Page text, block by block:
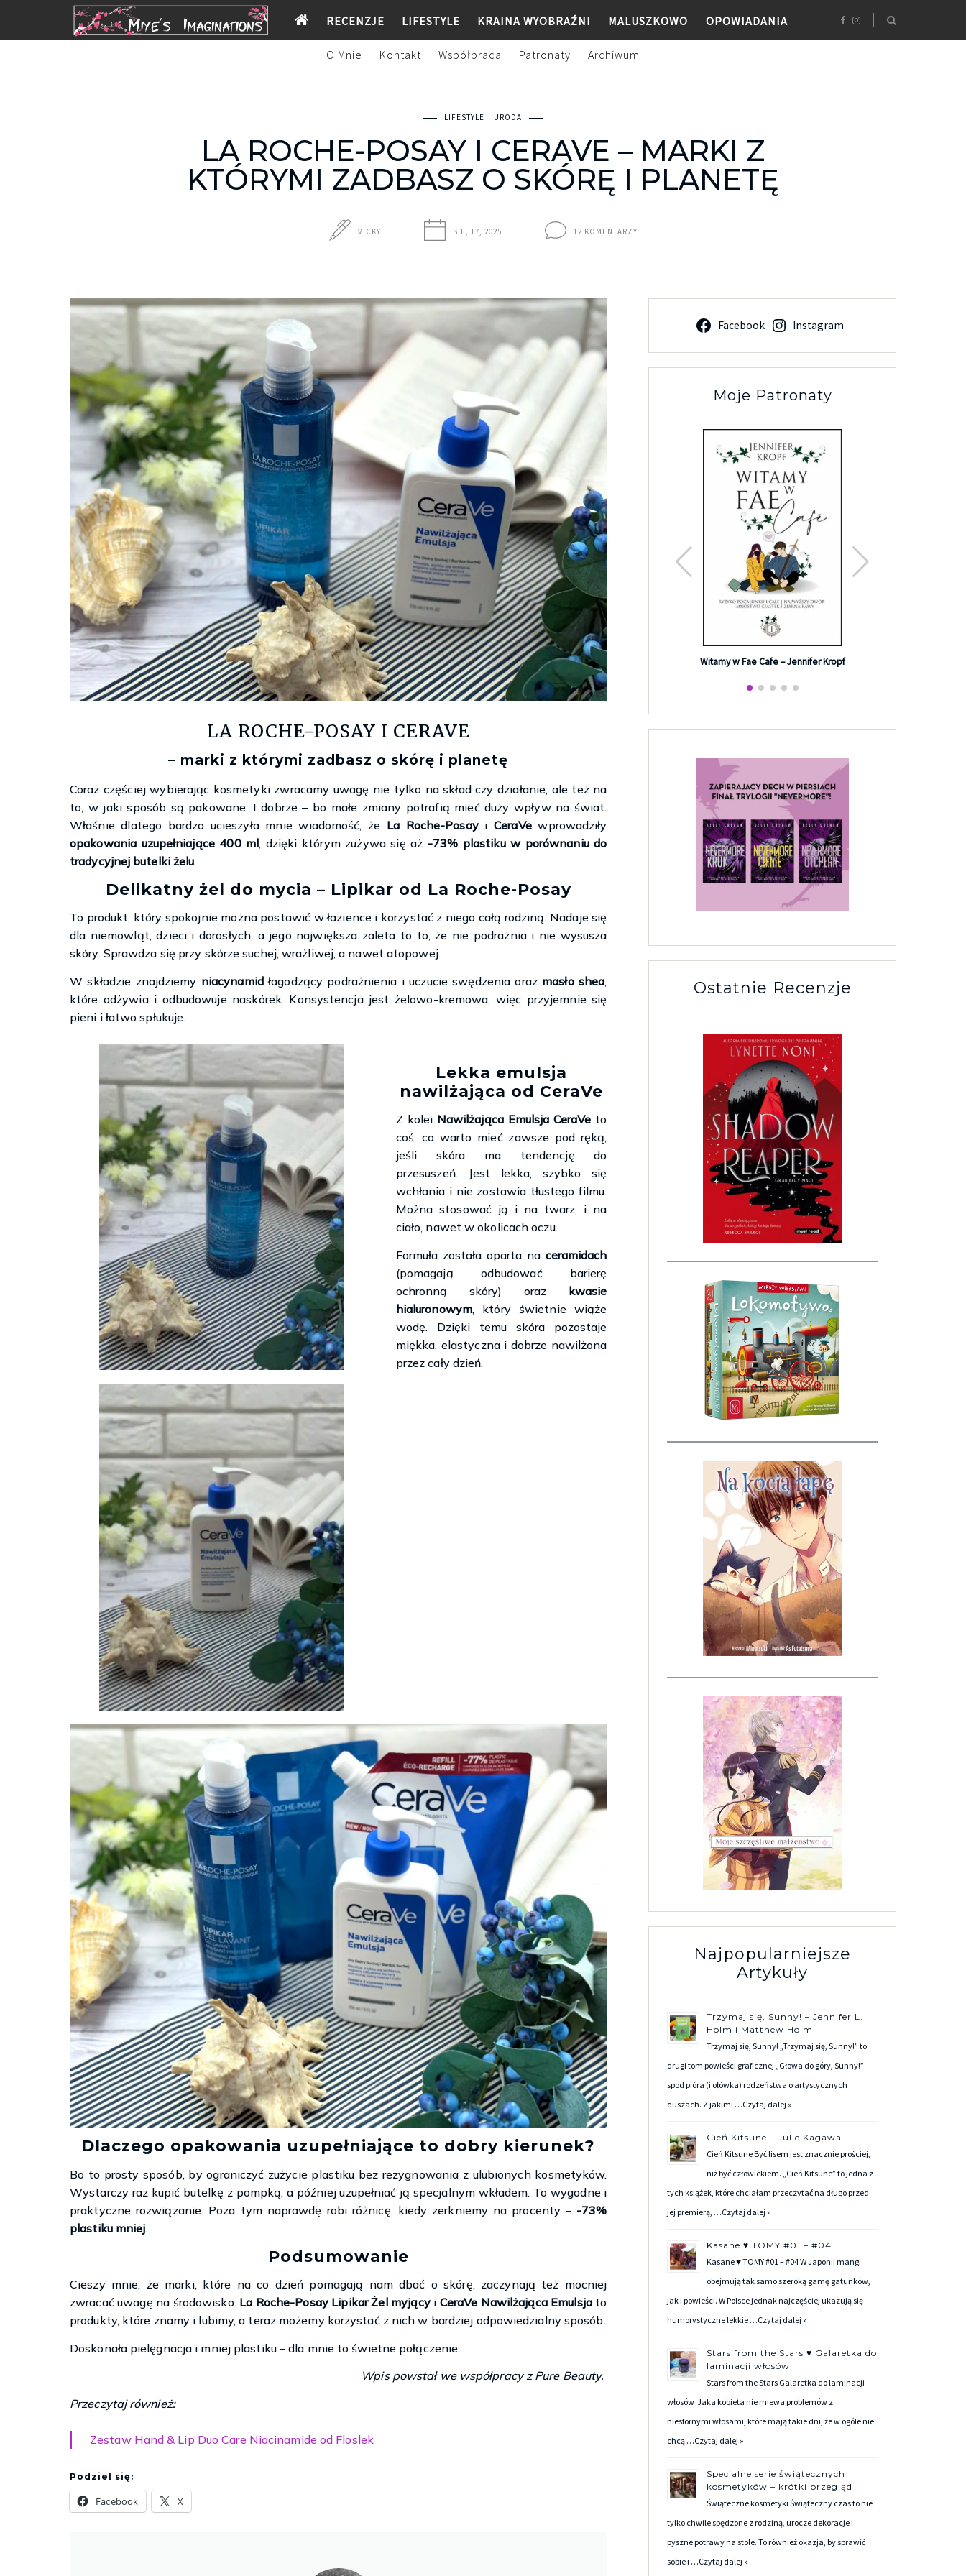
RECENZJE LIFESTYLE KRAINA WYOBRAŹNI MALUSZKOWO OPOWIADANIA
O Mnie Kontakt Współpraca Patronaty Archiwum
LIFESTYLE URODA
LA ROCHE-POSAY I CERAVE – MARKI Z
KTÓRYMI ZADBASZ O SKÓRĘ I PLANETĘ
VICKY SIE, 17, 2025 12 KOMENTARZY
LA ROCHE-POSAY I CERAVE
– marki z którymi zadbasz o skórę i planetę
Coraz częściej wybierając kosmetyki zwracamy uwagę nie tylko na skład czy działanie, ale też na
to, w jaki sposób są pakowane. I dobrze – bo małe zmiany potrafią mieć duży wpływ na świat.
Właśnie dlatego bardzo ucieszyła mnie wiadomość, że La Roche-PosayiCeraVewprowadziły
opakowania uzupełniające 400 ml, dzięki którym zużywa się aż -73% plastiku w porównaniu do
tradycyjnej butelki żelu.
Delikatny żel do mycia – Lipikar od La Roche-Posay
To produkt, który spokojnie można postawić w łazience i korzystać z niego całą rodziną. Nadaje się
dla niemowląt, dzieci i dorosłych, a jego największa zaleta to to, że nie podrażnia i nie wysusza
skóry. Sprawdza się przy skórze suchej, wrażliwej, a nawet atopowej.
W składzie znajdziemy niacynamidłagodzący podrażnienia i uczucie swędzenia oraz masło shea,
które odżywia i odbudowuje naskórek. Konsystencja jest żelowo-kremowa, więc przyjemnie się
pieni i łatwo spłukuje.
Lekka emulsja
nawilżająca od CeraVe
Z kolei Nawilżająca Emulsja CeraVe to
coś, co warto mieć zawsze pod ręką,
jeśli skóra ma tendencję do
przesuszeń. Jest lekka, szybko się
wchłania i nie zostawia tłustego filmu.
Można stosować ją i na twarz, i na
ciało, nawet w okolicach oczu.
Formuła została oparta na ceramidach
(pomagają odbudować barierę
ochronną skóry) oraz kwasie
hialuronowym, który świetnie wiąże
wodę. Dzięki temu skóra pozostaje
miękka, elastyczna i dobrze nawilżona
przez cały dzień.
Dlaczego opakowania uzupełniające to dobry kierunek?
Bo to prosty sposób, by ograniczyć zużycie plastiku bez rezygnowania z ulubionych kosmetyków.
Wystarczy raz kupić butelkę z pompką, a później uzupełniać ją specjalnym wkładem. To wygodne i
praktyczne rozwiązanie. Poza tym naprawdę robi różnicę, kiedy zerkniemy na procenty – -73%
plastiku mniej.
Podsumowanie
Cieszy mnie, że marki, które na co dzień pomagają nam dbać o skórę, zaczynają też mocniej
zwracać uwagę na środowisko. La Roche-Posay Lipikar Żel myjącyi CeraVe Nawilżająca Emulsjato
produkty, które znamy i lubimy, a teraz możemy korzystać z nich w bardziej odpowiedzialny sposób.
Doskonała pielęgnacja i mniej plastiku – dla mnie to świetne połączenie.
Wpis powstał we współpracy z Pure Beauty.
Przeczytaj również:
Zestaw Hand & Lip Duo Care Niacinamide od Floslek
Podziel się:
Facebook X
Facebook Instagram
Moje Patronaty
Księgarnie i kościopył – Travis Baldree
Witamy w Fae Cafe – Jennifer Kropf
Ostatnie Recenzje
Najpopularniejsze
Artykuły
Trzymaj się, Sunny! – Jennifer L.
Holm i Matthew Holm
Trzymaj się, Sunny! „Trzymaj się, Sunny!” to
drugi tom powieści graficznej „Głowa do góry, Sunny!”
spod pióra (i ołówka) rodzeństwa o artystycznych
duszach. Z jakimi …Czytaj dalej »
Cień Kitsune – Julie Kagawa
Cień Kitsune Być lisem jest znacznie prościej,
niż być człowiekiem. „Cień Kitsune” to jedna z
tych książek, które chciałam przeczytać na długo przed
jej premierą, …Czytaj dalej »
Kasane ♥ TOMY #01 – #04
Kasane ♥ TOMY #01 – #04 W Japonii mangi
obejmują tak samo szeroką gamę gatunków,
jak i powieści. W Polsce jednak najczęściej ukazują się
humorystyczne lekkie …Czytaj dalej »
Stars from the Stars ♥ Galaretka do
laminacji włosów
Stars from the Stars Galaretka do laminacji
włosów Jaka kobieta nie miewa problemów z
niesfornymi włosami, które mają takie dni, że w ogóle nie
chcą …Czytaj dalej »
Specjalne serie świątecznych
kosmetyków – krótki przegląd
Świąteczne kosmetyki Świąteczny czas to nie
tylko chwile spędzone z rodziną, urocze dekoracje i
pyszne potrawy na stole. To również okazja, by sprawić
sobie i …Czytaj dalej »